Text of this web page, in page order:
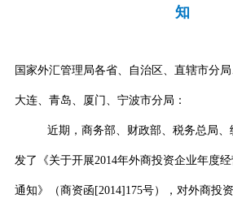
知
国家外汇管理局各省、自治区、直辖市分局
大连、青岛、厦门、宁波市分局：
近期，商务部、财政部、税务总局
发了《关于开展2014年外商投资企业年度
通知》（商资函 [2014]175号），对外商投